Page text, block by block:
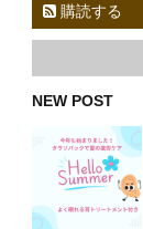
購読する
NEW POST